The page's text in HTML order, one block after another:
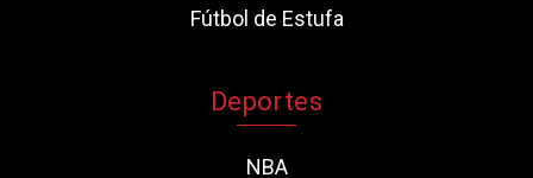
Fútbol de Estufa
Deportes
NBA